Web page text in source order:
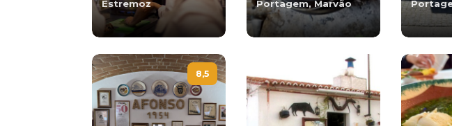
Estremoz Portagem, Marvão
8,5